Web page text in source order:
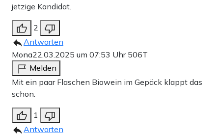
jetzige Kandidat.
2
Antworten
Mona22.03.2025 um 07:53 Uhr 506T
Melden
Mit ein paar Flaschen Biowein im Gepäck klappt das
schon.
1
Antworten